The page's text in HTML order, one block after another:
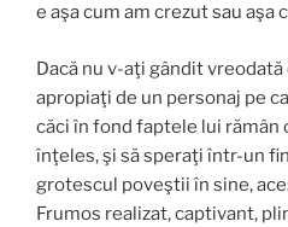
e aşa cum am crezut sau aşa
Dacă nu v-aţi gândit
apropiaţi de un personaj pe
căci în fond faptele lui rămân
înţeles, şi să speraţi într-un
grotescul poveştii în sine,
Frumos realizat, captivant,